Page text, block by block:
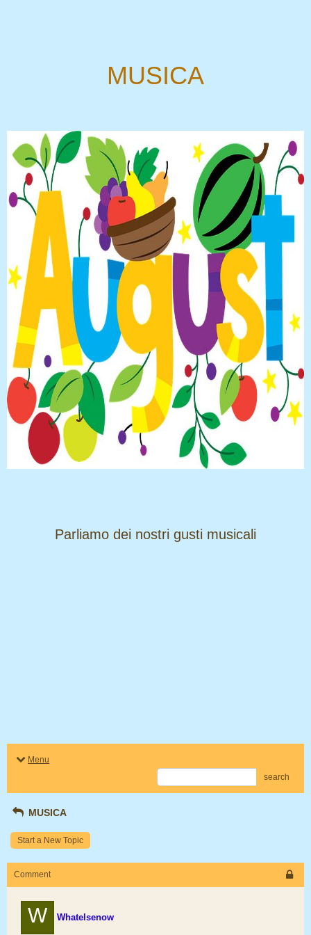
MUSICA
​​​​​​​Parliamo dei nostri gusti musicali
Menu
search
MUSICA
Start a New Topic
Comment
W Whatelsenow